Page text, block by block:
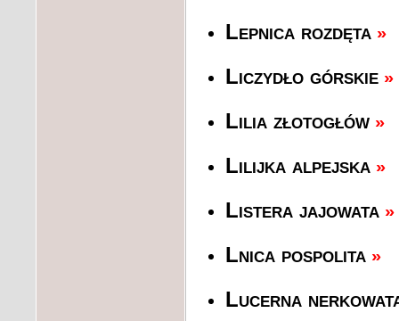
Lepnica rozdęta »
Liczydło górskie »
Lilia złotogłów »
Lilijka alpejska »
Listera jajowata »
Lnica pospolita »
Lucerna